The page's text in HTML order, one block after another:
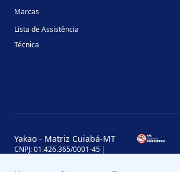
Marcas
Lista de Assistência
Técnica
Yakao - Matriz Cuiabá-MT
CNPJ: 01.426.365/0001-45 |